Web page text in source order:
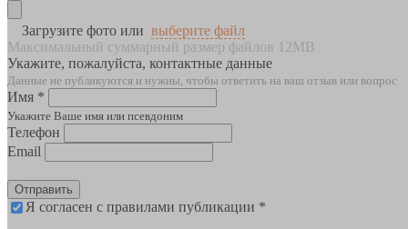
Загрузите фото или выберите файл
Максимальный суммарный размер файлов 12MB
Укажите, пожалуйста, контактные данные
Данные не публикуются и нужны, чтобы ответить на ваш отзыв или вопрос
Имя *
Укажите Ваше имя или псевдоним
Телефон
Email
Отправить
Я согласен с правилами публикации *